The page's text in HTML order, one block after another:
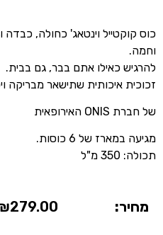
כוס קוקטייל וינטאג' כחולה,
וחמה.
להרגיש כאילו אתם בבר, גם בבית.
זכוכית איכותית שתישאר מבריקה
של חברת ONIS האירופאית
מגיעה במארז של 6 כוסות.
תכולה: 350 מ"ל
מחיר: 279.00